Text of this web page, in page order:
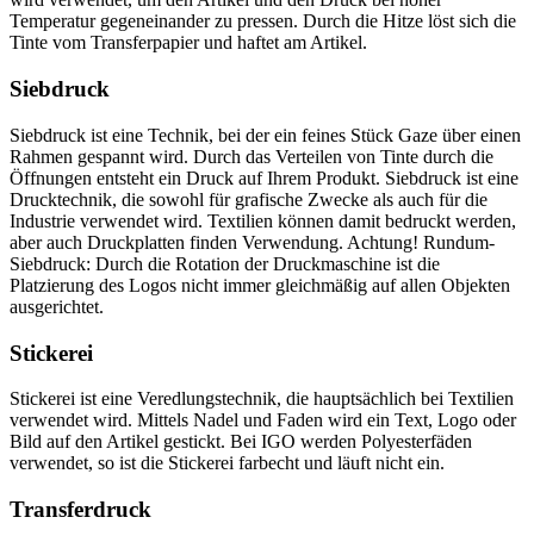
Temperatur gegeneinander zu pressen. Durch die Hitze löst sich die
Tinte vom Transferpapier und haftet am Artikel.
Siebdruck
Siebdruck ist eine Technik, bei der ein feines Stück Gaze über einen
Rahmen gespannt wird. Durch das Verteilen von Tinte durch die
Öffnungen entsteht ein Druck auf Ihrem Produkt. Siebdruck ist eine
Drucktechnik, die sowohl für grafische Zwecke als auch für die
Industrie verwendet wird. Textilien können damit bedruckt werden,
aber auch Druckplatten finden Verwendung. Achtung! Rundum-
Siebdruck: Durch die Rotation der Druckmaschine ist die
Platzierung des Logos nicht immer gleichmäßig auf allen Objekten
ausgerichtet.
Stickerei
Stickerei ist eine Veredlungstechnik, die hauptsächlich bei Textilien
verwendet wird. Mittels Nadel und Faden wird ein Text, Logo oder
Bild auf den Artikel gestickt. Bei IGO werden Polyesterfäden
verwendet, so ist die Stickerei farbecht und läuft nicht ein.
Transferdruck